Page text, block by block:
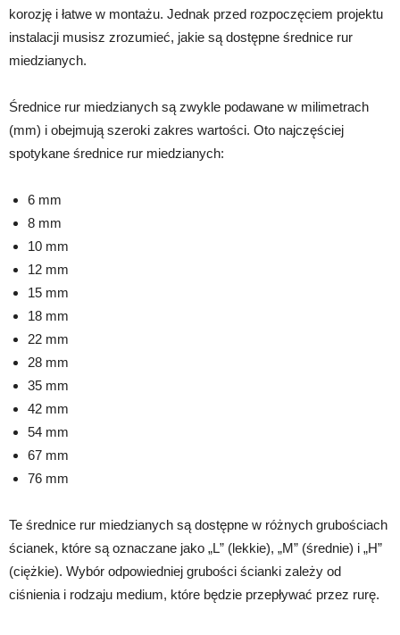
korozję i łatwe w montażu. Jednak przed rozpoczęciem projektu
instalacji musisz zrozumieć, jakie są dostępne średnice rur
miedzianych.
Średnice rur miedzianych są zwykle podawane w milimetrach
(mm) i obejmują szeroki zakres wartości. Oto najczęściej
spotykane średnice rur miedzianych:
6 mm
8 mm
10 mm
12 mm
15 mm
18 mm
22 mm
28 mm
35 mm
42 mm
54 mm
67 mm
76 mm
Te średnice rur miedzianych są dostępne w różnych grubościach
ścianek, które są oznaczane jako „L” (lekkie), „M” (średnie) i „H”
(ciężkie). Wybór odpowiedniej grubości ścianki zależy od
ciśnienia i rodzaju medium, które będzie przepływać przez rurę.